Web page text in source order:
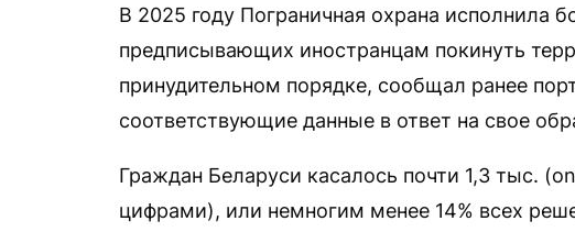
В 2025 году Пограничная охрана исполнила
предписывающих иностранцам покинуть
принудительном порядке, сообщал ранее
соответствующие данные в ответ на свое
Граждан Беларуси касалось почти 1,3 тыс.
цифрами), или немногим менее 14% всех